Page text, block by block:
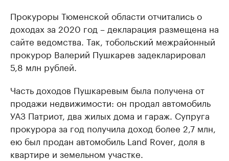
Прокуроры Тюменской области отчитались о
доходах за 2020 год – декларация размещена на
сайте ведомства. Так, тобольский межрайонный
прокурор Валерий Пушкарев задекларировал
5,8 млн рублей.
Часть доходов Пушкаревым была получена от
продажи недвижимости: он продал автомобиль
УАЗ Патриот, два жилых дома и гараж. Супруга
прокурора за год получила доход более 2,7 млн,
ею был продан автомобиль Land Rover, доля в
квартире и земельном участке.